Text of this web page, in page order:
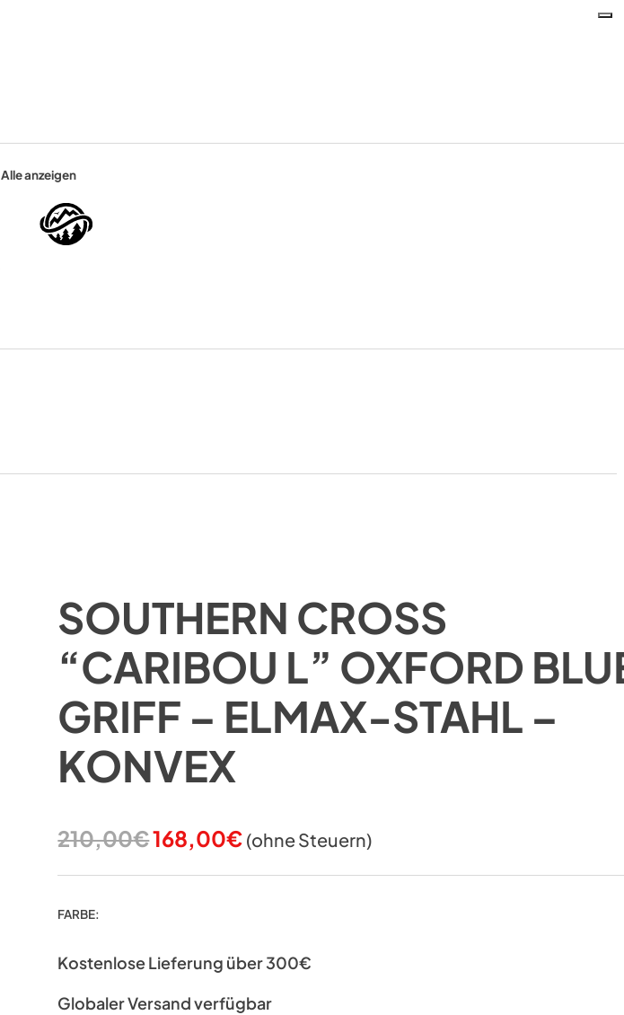
Alle anzeigen
SOUTHERN CROSS
“CARIBOU L” OXFORD
GRIFF – ELMAX-STAHL –
KONVEX
210,00€Ursprünglicher
168,00€Aktueller
(ohne Steuern)
FARBE:
Kostenlose Lieferung über 300€
Globaler Versand verfügbar